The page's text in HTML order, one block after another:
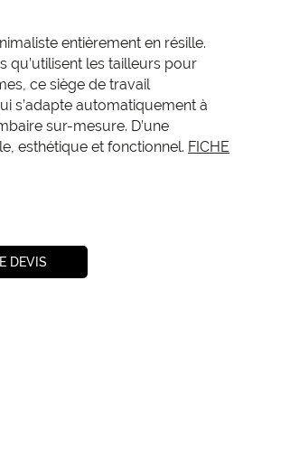
entièrement en résille.
qu’utilisent les tailleurs pour
ce siège de travail
s’adapte automatiquement à
sur-mesure. D’une
esthétique et fonctionnel. FICHE
DEVIS